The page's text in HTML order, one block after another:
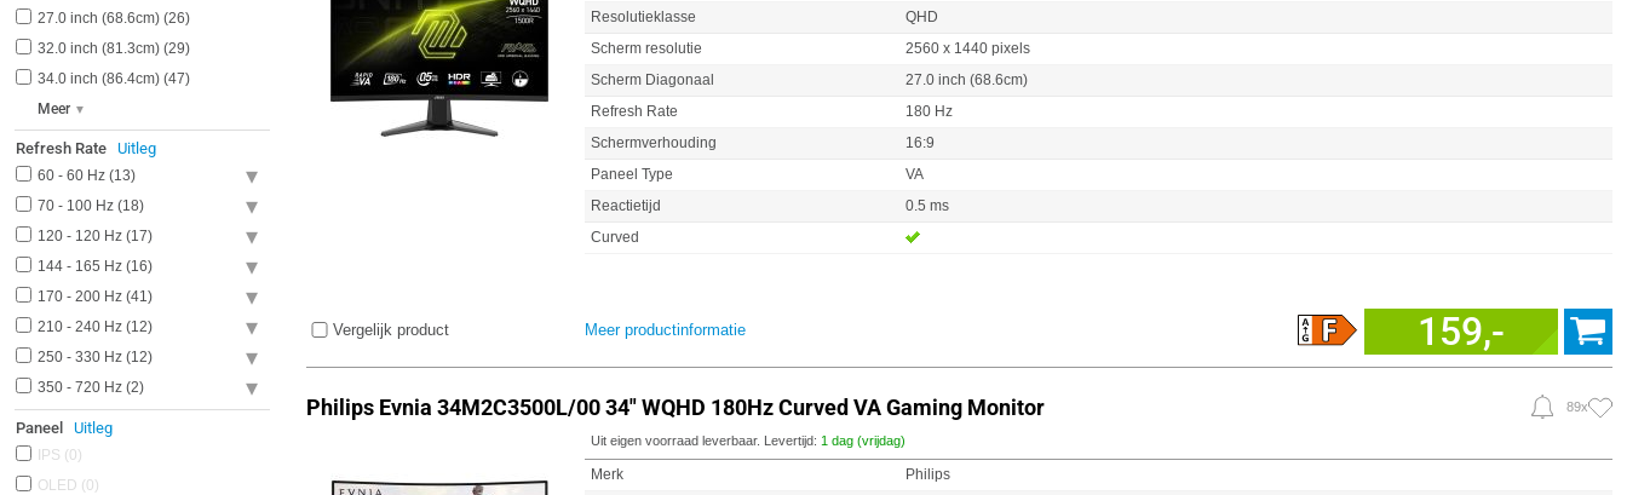
27.0 inch (68.6cm) 26
32.0 inch (81.3cm) 29
34.0 inch (86.4cm) 47
Meer
Refresh Rate Uitleg
60 - 60 Hz 13
70 - 100 Hz 18
120 - 120 Hz 17
144 - 165 Hz 16
170 - 200 Hz 41
210 - 240 Hz 12
250 - 330 Hz 12
350 - 720 Hz 2
Paneel Uitleg
IPS
0
OLED
0
Resolutieklasse
QHD
Scherm resolutie
2560 x 1440 pixels
Scherm Diagonaal
27.0 inch (68.6cm)
Refresh Rate
180 Hz
Schermverhouding
16:9
Paneel Type
VA
Reactietijd
0.5 ms
Curved
Vergelijk product Meer productinformatie 159,-
Philips Evnia 34M2C3500L/00 34" WQHD 180Hz Curved VA Gaming Monitor 89x
Uit eigen voorraad leverbaar. Levertijd: 1 dag (vrijdag)
Merk
Philips